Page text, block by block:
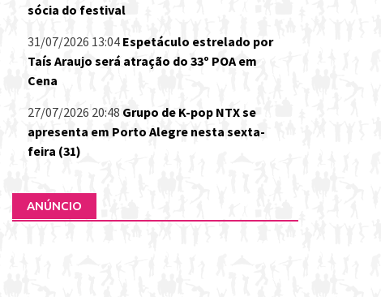
sócia do festival
31/07/2026 13:04 Espetáculo estrelado por
Taís Araujo será atração do 33º POA em
Cena
27/07/2026 20:48 Grupo de K-pop NTX se
apresenta em Porto Alegre nesta sexta-
feira (31)
ANÚNCIO